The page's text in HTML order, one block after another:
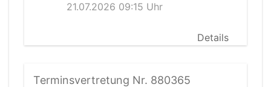
21.07.2026 09:15 Uhr
Details
Terminsvertretung Nr. 880365